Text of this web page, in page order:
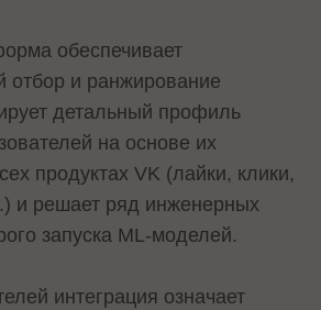
обеспечивает
отбор и ранжирование
детальный профиль
на основе их
продуктах VK (лайки, клики,
и решает ряд инженерных
запуска ML-моделей.
интеграция означает